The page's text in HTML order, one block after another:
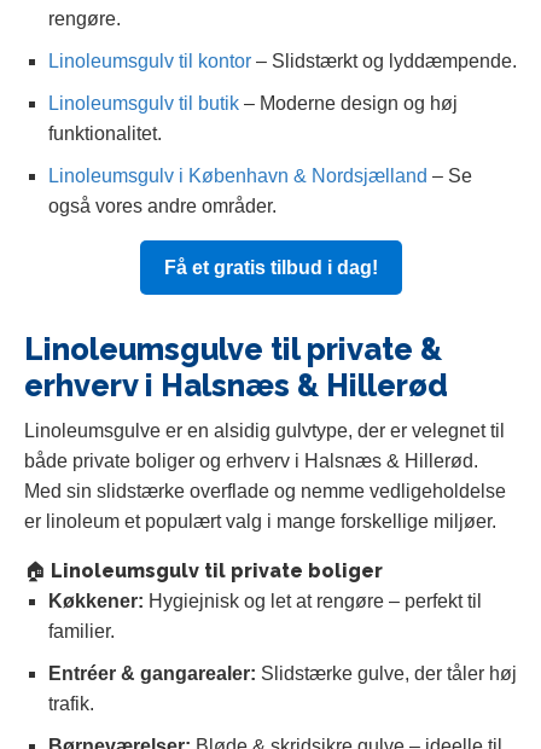
rengøre.
Linoleumsgulv til kontor – Slidstærkt og lyddæmpende.
Linoleumsgulv til butik – Moderne design og høj
funktionalitet.
Linoleumsgulv i København & Nordsjælland – Se
også vores andre områder.
Få et gratis tilbud i dag!
Linoleumsgulve til private &
erhverv i Halsnæs & Hillerød
Linoleumsgulve er en alsidig gulvtype, der er velegnet til
både private boliger og erhverv i Halsnæs & Hillerød.
Med sin slidstærke overflade og nemme vedligeholdelse
er linoleum et populært valg i mange forskellige miljøer.
🏠 Linoleumsgulv til private boliger
Køkkener: Hygiejnisk og let at rengøre – perfekt til
familier.
Entréer & gangarealer: Slidstærke gulve, der tåler høj
trafik.